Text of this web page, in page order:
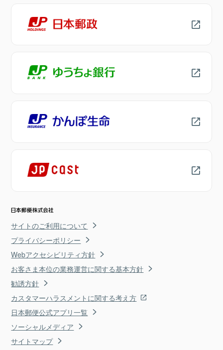
サイトのご利用について
プライバシーポリシー
Webアクセシビリティ方針
お客さま本位の業務運営に関する基本方針
勧誘方針
カスタマーハラスメントに関する考え方
日本郵便公式アプリ一覧
ソーシャルメディア
サイトマップ